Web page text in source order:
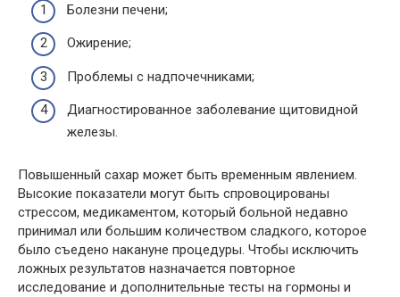
Болезни печени;
Ожирение;
Проблемы с надпочечниками;
Диагностированное заболевание щитовидной
железы.
Повышенный сахар может быть временным явлением.
Высокие показатели могут быть спровоцированы
стрессом, медикаментом, который больной недавно
принимал или большим количеством сладкого, которое
было съедено накануне процедуры. Чтобы исключить
ложных результатов назначается повторное
исследование и дополнительные тесты на гормоны и